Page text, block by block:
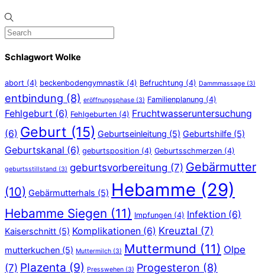
Schlagwort Wolke
abort (4) beckenbodengymnastik (4) Befruchtung (4) Dammmassage (3)
entbindung (8) eröffnungsphase (3) Familienplanung (4)
Fehlgeburt (6) Fehlgeburten (4) Fruchtwasseruntersuchung
(6) Geburt (15) Geburtseinleitung (5) Geburtshilfe (5)
Geburtskanal (6) geburtsposition (4) Geburtsschmerzen (4)
geburtsstillstand (3) geburtsvorbereitung (7) Gebärmutter
(10) Gebärmutterhals (5) Hebamme (29)
Hebamme Siegen (11) Impfungen (4) Infektion (6)
Kaiserschnitt (5) Komplikationen (6) Kreuztal (7)
mutterkuchen (5) Muttermilch (3) Muttermund (11) Olpe
(7) Plazenta (9) Presswehen (3) Progesteron (8)